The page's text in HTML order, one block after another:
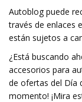
Autoblog puede
través de enlaces
están sujetos a
¿Está buscando
accesorios para
de ofertas del Día
momento! ¡Mira